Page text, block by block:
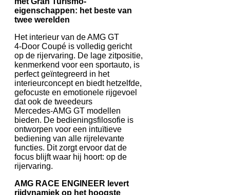
eigenschappen: het beste van
twee werelden
Het interieur van de AMG GT
4‑Door Coupé is volledig gericht
op de rijervaring. De lage zitpositie,
kenmerkend voor een sportauto, is
perfect geïntegreerd in het
interieurconcept en biedt hetzelfde,
gefocuste en emotionele rijgevoel
dat ook de tweedeurs
Mercedes‑AMG GT modellen
bieden. De bedieningsfilosofie is
ontworpen voor een intuïtieve
bediening van alle rijrelevante
functies. Dit zorgt ervoor dat de
focus blijft waar hij hoort: op de
rijervaring.
AMG RACE ENGINEER levert
rijdynamiek op het hoogste